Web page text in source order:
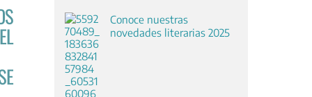
Conoce nuestras
novedades literarias 2025